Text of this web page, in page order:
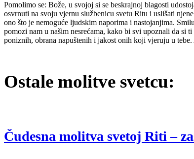
Pomolimo se: Bože, u svojoj si se beskrajnoj blagosti
osvrnuti na svoju vjernu službenicu svetu Ritu i uslišati
ono što je nemoguće ljudskim naporima i nastojanjima.
pomozi nam u našim nesrećama, kako bi svi upoznali da si ti
poniznih, obrana napuštenih i jakost onih koji vjeruju u tebe.
Ostale molitve svetcu:
Čudesna molitva svetoj Riti –